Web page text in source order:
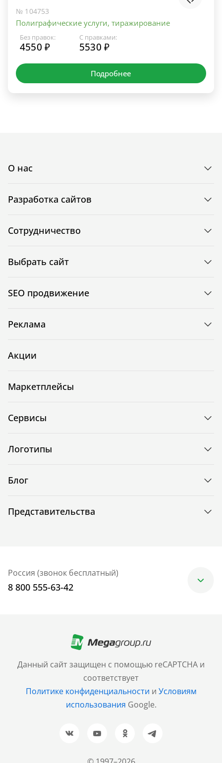
№ 104753
Полиграфические услуги, тиражирование
Без правок:
4550 ₽
С правками:
5530 ₽
Подробнее
Данный сайт защищен с помощью reCAPTCHA и
соответствует
Политике конфиденциальности и Условиям
использования Google.
О нас
Разработка сайтов
Сотрудничество
Выбрать сайт
SEO продвижение
Реклама
Акции
Маркетплейсы
Сервисы
Логотипы
Блог
Представительства
Россия (звонок бесплатный)
8 800 555-63-42
+7 (499) 705-30-10
Санкт-Петербург
+7 (812) 600-77-33
Барнаул
+7 (961) 999-93-93
Новосибирск